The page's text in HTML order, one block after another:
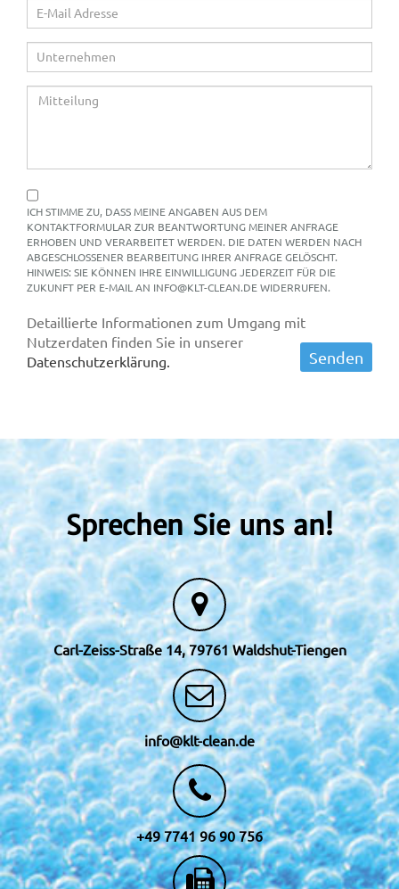
ICH STIMME ZU, DASS MEINE ANGABEN AUS DEM
KONTAKTFORMULAR ZUR BEANTWORTUNG MEINER ANFRAGE
ERHOBEN UND VERARBEITET WERDEN. DIE DATEN WERDEN NACH
ABGESCHLOSSENER BEARBEITUNG IHRER ANFRAGE GELÖSCHT.
HINWEIS: SIE KÖNNEN IHRE EINWILLIGUNG JEDERZEIT FÜR DIE
ZUKUNFT PER E-MAIL AN INFO@KLT-CLEAN.DE WIDERRUFEN.
Detaillierte Informationen zum Umgang mit
Nutzerdaten finden Sie in unserer
Datenschutzerklärung.
Sprechen Sie uns an!
Carl-Zeiss-Straße 14, 79761 Waldshut-Tiengen
info@klt-clean.de
+49 7741 96 90 756